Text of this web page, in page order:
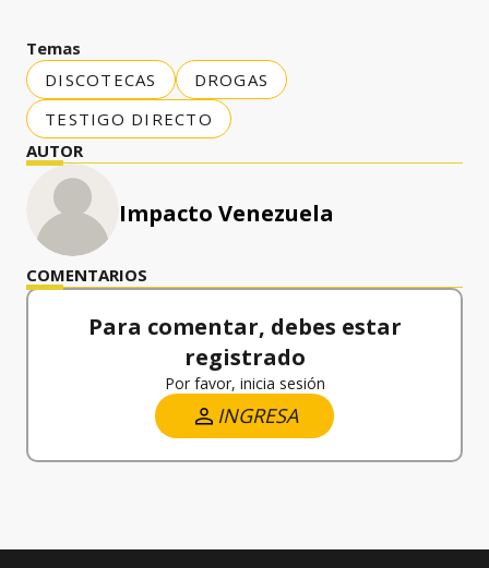
Temas
DISCOTECAS
DROGAS
TESTIGO DIRECTO
AUTOR
Impacto Venezuela
COMENTARIOS
Para comentar, debes estar
registrado
Por favor, inicia sesión
INGRESA